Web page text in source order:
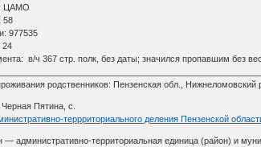
ЦАМО
58
977535
24
в/ч 367 стр. полк, без даты; значился пропавшим без
родственников: Пензенская обл., Нижнеломовский
Пятина, с.
террриториального деления Пензенской
— административно-территориальная единица (район) и